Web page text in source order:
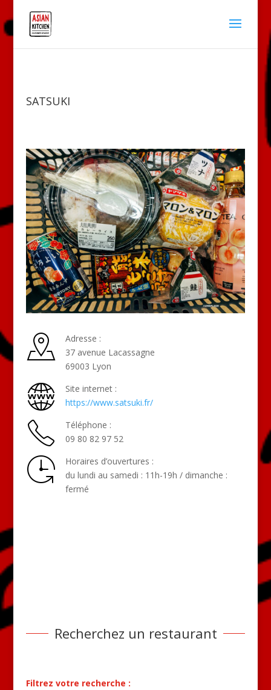
SATSUKI
Adresse :
37 avenue Lacassagne
69003 Lyon
Site internet :
https://www.satsuki.fr/
Téléphone :
09 80 82 97 52
Horaires d’ouvertures :
du lundi au samedi : 11h-19h / dimanche :
fermé
Recherchez un restaurant
Filtrez votre recherche :